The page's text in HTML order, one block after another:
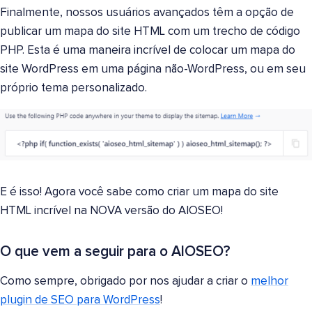
Finalmente, nossos usuários avançados têm a opção de
publicar um mapa do site HTML com um trecho de código
PHP. Esta é uma maneira incrível de colocar um mapa do
site WordPress em uma página não-WordPress, ou em seu
próprio tema personalizado.
E é isso! Agora você sabe como criar um mapa do site
HTML incrível na NOVA versão do AIOSEO!
O que vem a seguir para o AIOSEO?
Como sempre, obrigado por nos ajudar a criar o melhor
plugin de SEO para WordPress!